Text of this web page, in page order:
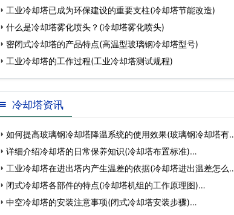
工业冷却塔已成为环保建设的重要支柱(冷却塔节能改造)
什么是冷却塔雾化喷头？(冷却塔雾化喷头)
密闭式冷却塔的产品特点(高温型玻璃钢冷却塔型号)
工业冷却塔的工作过程(工业冷却塔测试规程)
冷却塔资讯
如何提高玻璃钢冷却塔降温系统的使用效果(玻璃钢冷却塔有
什…详细介绍冷却塔的日常保养知识(冷却塔布置标准)…
工业冷却塔在进出塔内产生温差的依据(冷却塔进出温差怎么
解…闭式冷却塔各部件的特点(冷却塔机组的工作原理图)…
中空冷却塔的安装注意事项(闭式冷却塔安装步骤)…